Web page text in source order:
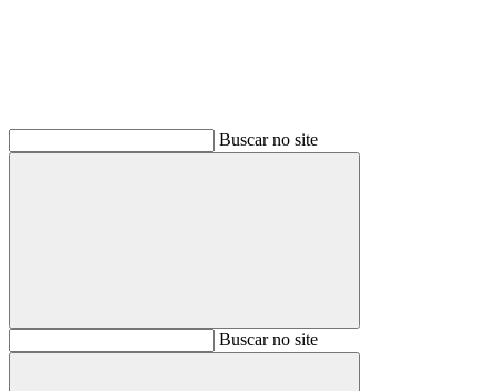
Buscar no site
BuscarBuscar no site